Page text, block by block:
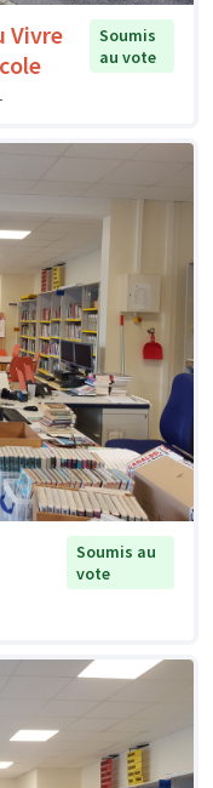
Vivre
Soumis
au vote
Soumis au
vote